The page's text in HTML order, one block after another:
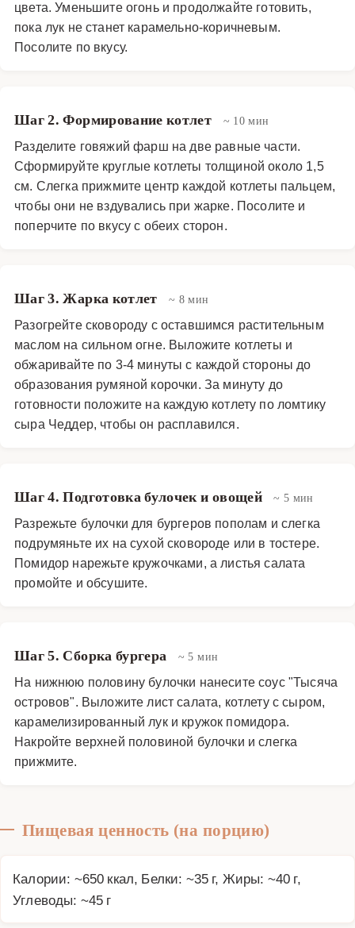
цвета. Уменьшите огонь и продолжайте готовить,
пока лук не станет карамельно-коричневым.
Посолите по вкусу.
Шаг 2. Формирование котлет ~ 10 мин
Разделите говяжий фарш на две равные части.
Сформируйте круглые котлеты толщиной около 1,5
см. Слегка прижмите центр каждой котлеты пальцем,
чтобы они не вздувались при жарке. Посолите и
поперчите по вкусу с обеих сторон.
Шаг 3. Жарка котлет ~ 8 мин
Разогрейте сковороду с оставшимся растительным
маслом на сильном огне. Выложите котлеты и
обжаривайте по 3-4 минуты с каждой стороны до
образования румяной корочки. За минуту до
готовности положите на каждую котлету по ломтику
сыра Чеддер, чтобы он расплавился.
Шаг 4. Подготовка булочек и овощей ~ 5 мин
Разрежьте булочки для бургеров пополам и слегка
подрумяньте их на сухой сковороде или в тостере.
Помидор нарежьте кружочками, а листья салата
промойте и обсушите.
Шаг 5. Сборка бургера ~ 5 мин
На нижнюю половину булочки нанесите соус "Тысяча
островов". Выложите лист салата, котлету с сыром,
карамелизированный лук и кружок помидора.
Накройте верхней половиной булочки и слегка
прижмите.
Пищевая ценность (на порцию)
Калории: ~650 ккал, Белки: ~35 г, Жиры: ~40 г,
Углеводы: ~45 г